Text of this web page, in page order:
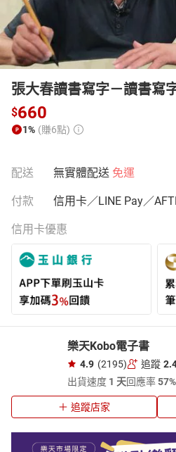
張大春讀書寫字－讀書寫
$660
1% (賺6點)
配送 無實體配送 免運
付款 信用卡／LINE Pay／
信用卡優惠
樂天Kobo電子書
4.9 (2195) 追蹤
出貨速度 1 天回應率57%
追蹤店家